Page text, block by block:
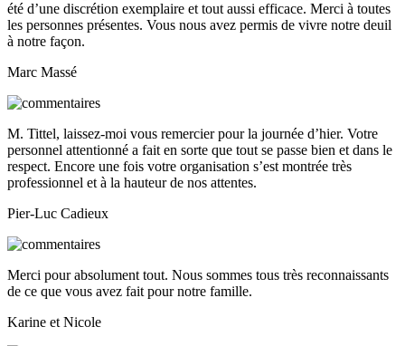
été d’une discrétion exemplaire et tout aussi efficace. Merci à toutes
les personnes présentes. Vous nous avez permis de vivre notre deuil
à notre façon.
Marc Massé
M. Tittel, laissez-moi vous remercier pour la journée d’hier. Votre
personnel attentionné a fait en sorte que tout se passe bien et dans le
respect. Encore une fois votre organisation s’est montrée très
professionnel et à la hauteur de nos attentes.
Pier-Luc Cadieux
Merci pour absolument tout. Nous sommes tous très reconnaissants
de ce que vous avez fait pour notre famille.
Karine et Nicole